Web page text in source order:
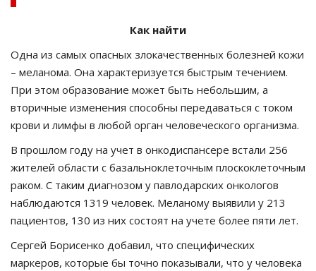
Как найти
Одна из самых опасных злокачественных болезней кожи
– меланома. Она характеризуется быстрым течением.
При этом образование может быть небольшим, а
вторичные изменения способны передаваться с током
крови и лимфы в любой орган человеческого организма.
В прошлом году на учет в онкодиспансере встали 256
жителей области с базальноклеточным плоскоклеточным
раком. С таким диагнозом у павлодарских онкологов
наблюдаются 1319 человек. Меланому выявили у 213
пациентов, 130 из них состоят на учете более пяти лет.
Сергей Борисенко добавил, что специфических
маркеров, которые бы точно показывали, что у человека